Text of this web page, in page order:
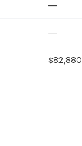
—
—
$82,880